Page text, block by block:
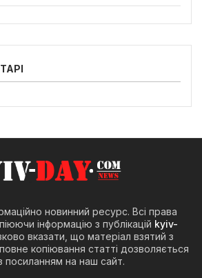
новинний ресурс. Всі права
інформацію з публікацій kyiv-
вказати, що матеріал взятий з
копіювання статті дозволяється
посиланням на наш сайт.